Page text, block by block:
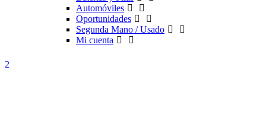
Automóviles
Oportunidades
Segunda Mano / Usado
Mi cuenta